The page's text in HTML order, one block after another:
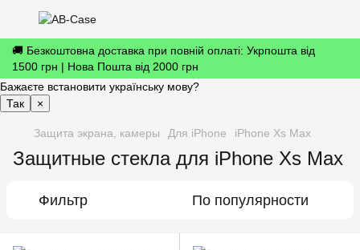
🚚 Безкоштовна доставка при повній оплаті: Укрпошта від
1500 грн | Нова Пошта від 2000 грн
Бажаєте встановити українську мову?
Так
×
Защита экрана, камеры Для iPhone iPhone Xs Max
Защитные стекла для iPhone Xs Max
Фильтр По популярности